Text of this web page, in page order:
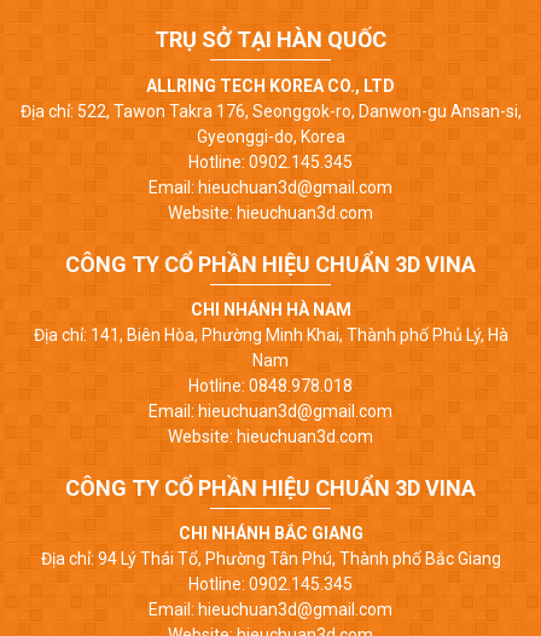
TRỤ SỞ TẠI HÀN QUỐC
ALLRING TECH KOREA CO., LTD
Địa chỉ: 522, Tawon Takra 176, Seonggok-ro, Danwon-gu Ansan-si,
Gyeonggi-do, Korea
Hotline: 0902.145.345
Email: hieuchuan3d@gmail.com
Website: hieuchuan3d.com
CÔNG TY CỔ PHẦN HIỆU CHUẨN 3D VINA
CHI NHÁNH HÀ NAM
Địa chỉ: 141, Biên Hòa, Phường Minh Khai, Thành phố Phủ Lý, Hà
Nam
Hotline: 0848.978.018
Email: hieuchuan3d@gmail.com
Website: hieuchuan3d.com
CÔNG TY CỔ PHẦN HIỆU CHUẨN 3D VINA
CHI NHÁNH BẮC GIANG
Địa chỉ: 94 Lý Thái Tổ, Phường Tân Phú, Thành phố Bắc Giang
Hotline: 0902.145.345
Email: hieuchuan3d@gmail.com